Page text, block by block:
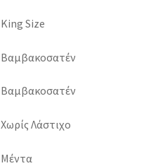
King Size
Βαμβακοσατέν
Βαμβακοσατέν
Χωρίς Λάστιχο
Μέντα